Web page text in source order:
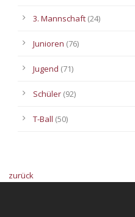
3. Mannschaft (24)
Junioren (76)
Jugend (71)
Schüler (92)
T-Ball (50)
zurück